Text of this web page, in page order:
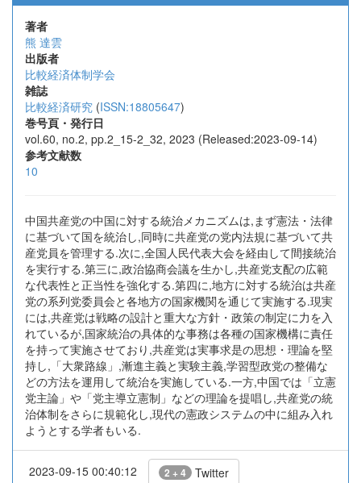
著者
熊 達雲
出版者
比較経済体制学会
雑誌
比較経済研究 (ISSN:18805647)
巻号頁・発行日
vol.60, no.2, pp.2_15-2_32, 2023 (Released:2023-09-14)
参考文献数
10
中国共産党の中国に対する統治メカニズムは,まず憲法・法律
に基づいて国を統治し,同時に共産党の党内法規に基づいて共
産党員を管理する.次に,全国人民代表大会を経由して間接統治
を実行する.第三に,政治協商会議を生かし,共産党支配の広範
な代表性と正当性を強化する.第四に,地方に対する統治は共産
党の系列党委員会と各地方の国家機関を通じて実施する.現実
には,共産党は戦略の設計と重大な方針・政策の制定に力を入
れているが,国家統治の具体的な事務は各種の国家機構に責任
を持って実施させており,共産党は実事求是の思想・理論を堅
持し,「大衆路線」,漸進主義と実験主義,学習型政党の整備な
どの方法を運用して統治を実施している.一方,中国では「立憲
党主論」や「党主導立憲制」などの理論を提唱し,共産党の統
治体制をさらに規範化し,現代の憲政システムの中に組み入れ
ようとする学者もいる.
2023-09-15 00:40:12 2 + 4 Twitter